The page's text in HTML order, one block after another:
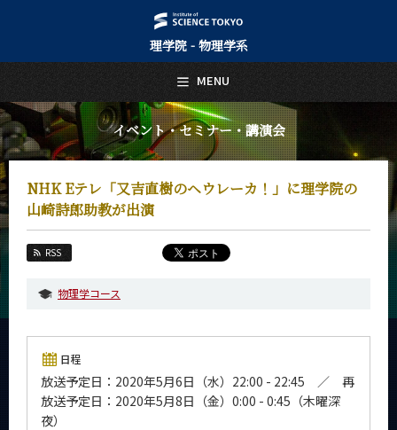
理学院 - 物理学系
イベント・セミナー・講演会
NHK Eテレ「又吉直樹のヘウレーカ！」に理学院の
山崎詩郎助教が出演
RSS
物理学コース
日程
放送予定日：2020年5月6日（水）22:00 - 22:45 ／ 再
放送予定日：2020年5月8日（金）0:00 - 0:45（木曜深
夜）
MENU
日本語 English
トップページ
Top Page
物理学系について
About Us
教育
Education
教員・研究室
Faculty and Laboratories
未来
Admissions
物理学系 News&Information
News